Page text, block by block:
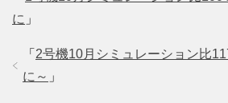
に 」
「 2号機10月シミュレーション比
に～ 」